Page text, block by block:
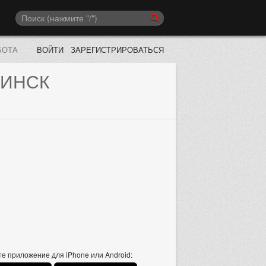
ВОЙТИ ЗАРЕГИСТРИРОВАТЬСЯ
приложение для iPhone или Android: